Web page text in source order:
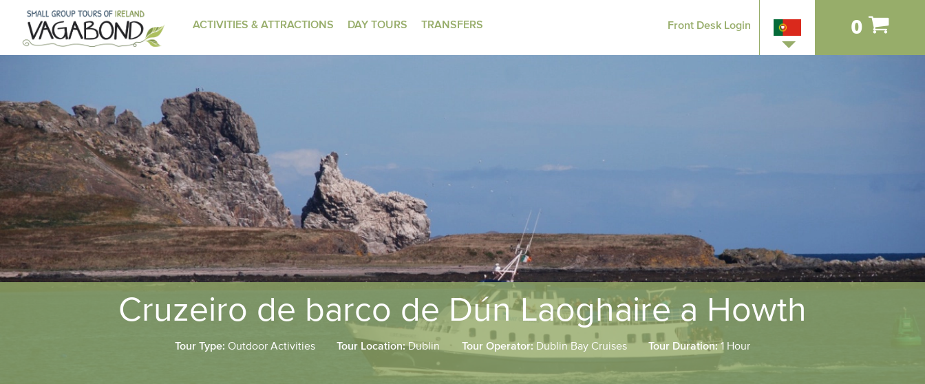
ACTIVITIES & ATTRACTIONS DAY TOURS TRANSFERS Front Desk Login 0
Cruzeiro de barco de Dún Laoghaire a Howth
Tour Type: Outdoor Activities Tour Location:Dublin Tour Operator: Dublin Bay Cruises Tour Duration:1 Hour